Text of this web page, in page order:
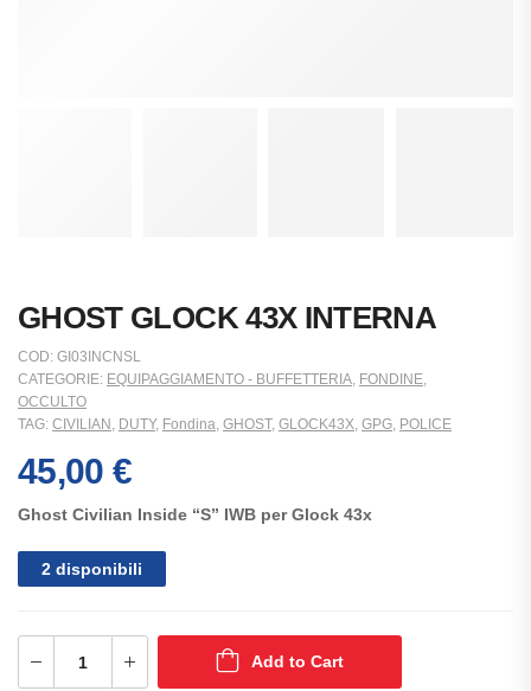
GHOST GLOCK 43X INTERNA
COD: GI03INCNSL
CATEGORIE: EQUIPAGGIAMENTO - BUFFETTERIA, FONDINE,
OCCULTO
TAG: CIVILIAN , DUTY, Fondina, GHOST, GLOCK43X, GPG, POLICE
45,00 €
Ghost Civilian Inside “S” IWB per Glock 43x
2 disponibili
Add to Cart